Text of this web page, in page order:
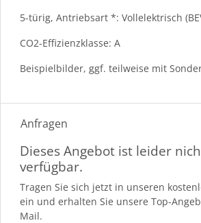
5-türig, Antriebsart *: Vollelektrisch
CO2-Effizienzklasse: A
Beispielbilder, ggf. teilweise mit
Anfragen
Dieses Angebot ist leider
verfügbar.
Tragen Sie sich jetzt in unseren
ein und erhalten Sie unsere Top-
Mail.